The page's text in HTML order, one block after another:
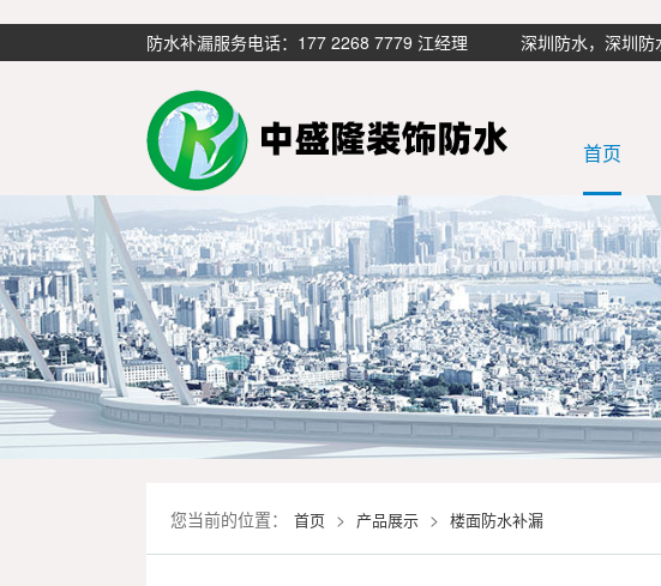
防水补漏服务电话：177 2268 7779 江经理 深圳防水，深圳防
首页
您当前的位置： 首页 > 产品展示 > 楼面防水补漏